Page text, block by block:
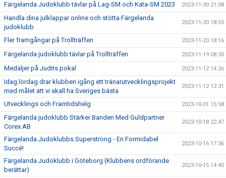
Färgelanda Judoklubb tävlar på Lag-SM och Kata-SM 2023 2023-11-30 21:08
Handla dina julklappar online och stötta Färgelanda
judoklubb
2023-11-20 18:55
Fler framgångar på Trollträffen 2023-11-20 18:16
Färgelanda judoklubb tävlar på Trollträffen 2023-11-19 08:30
Medaljer på Judits pokal 2023-11-12 14:26
Idag lördag drar klubben igång ett tränarutvecklingsprojekt
med målet att vi skall ha Sveriges bästa
2023-11-12 12:31
Utvecklings och Framtidshelg 2023-10-31 15:58
Färgelanda judoklubb Stärker Banden Med Guldpartner
Corex AB
2023-10-18 22:47
Färgelanda Judoklubbs Superstrong - En Formidabel
Succé!
2023-10-16 17:36
Färgelanda Judoklubb i Göteborg (Klubbens ordförande
berättar)
2023-10-15 14:40